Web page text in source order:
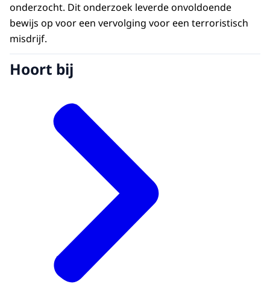
onderzocht. Dit onderzoek leverde onvoldoende
bewijs op voor een vervolging voor een terroristisch
misdrijf.
Hoort bij